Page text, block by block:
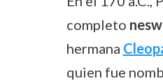
completo
hermana
quien fue